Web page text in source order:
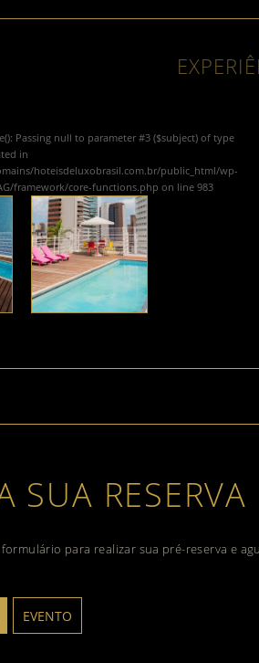
Passing null to parameter #3 ($subject) of type
in
hoteisdeluxobrasil.com.br/public_html/wp-
framework/core-functions.php on line 983
SUA
para realizar sua pré-reserva e
EVENTO